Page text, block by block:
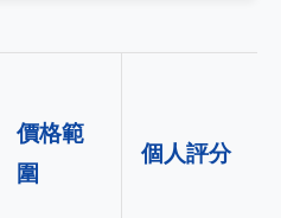
價格範
圍
個人評分